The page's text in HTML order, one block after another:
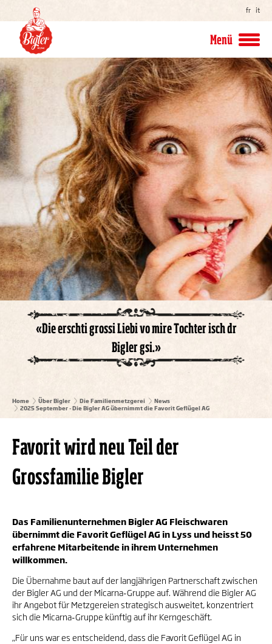
fr it
Menü
«Die erschti grossi Liebi vo mire Tochter isch dr
Bigler gsi.»
Home Über Bigler Die Familienmetzgerei
News
2025 September - Die Bigler AG übernimmt die Favorit Geflügel AG
Favorit wird neu Teil der
Grossfamilie Bigler
Das Familienunternehmen Bigler AG Fleischwaren
übernimmt die Favorit Geflügel AG in Lyss und heisst 50
erfahrene Mitarbeitende in ihrem Unternehmen
willkommen.
Die Übernahme baut auf der langjährigen Partnerschaft zwischen
der Bigler AG und der Micarna-Gruppe auf. Während die Bigler AG
ihr Angebot für Metzgereien strategisch ausweitet, konzentriert
sich die Micarna-Gruppe künftig auf ihr Kerngeschäft.
„Für uns war es entscheidend, dass die Favorit Geflügel AG in